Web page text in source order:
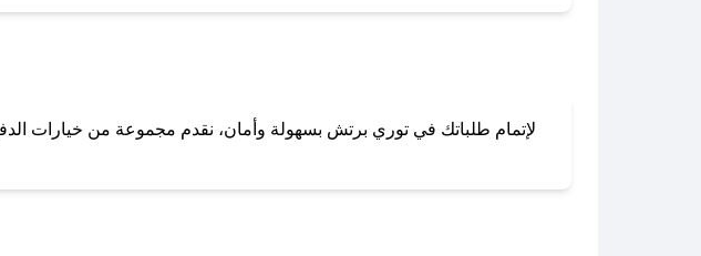
لإتمام طلباتك في توري برتش بسهولة وأمان، نقدم مجموعة من خيارات الدفع